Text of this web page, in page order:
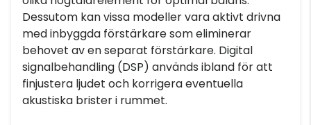
Dessutom kan vissa modeller vara aktivt drivna
med inbyggda förstärkare som eliminerar
behovet av en separat förstärkare. Digital
signalbehandling (DSP) används ibland för att
finjustera ljudet och korrigera eventuella
akustiska brister i rummet.